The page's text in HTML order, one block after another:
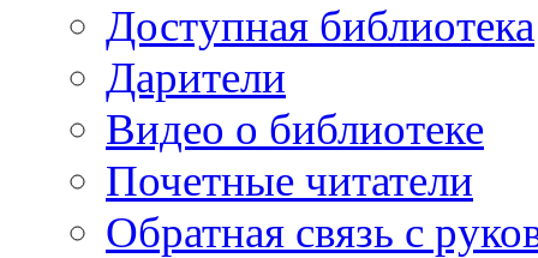
Доступная библиотека
Дарители
Видео о библиотеке
Почетные читатели
Обратная связь с